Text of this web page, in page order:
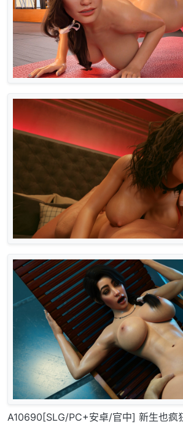
A10690[SLG/PC+安卓/官中] 新生也疯